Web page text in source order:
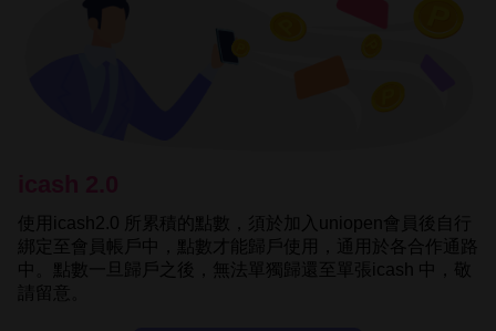
使用icash2.0 所累積的點數，須於加入uniopen會員後自行
綁定至會員帳戶中，點數才能歸戶使用，通用於各合作通路
中。點數一旦歸戶之後，無法單獨歸還至單張icash 中，敬
請留意。